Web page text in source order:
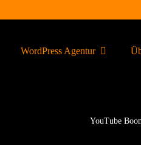
WordPress Agentur
YouTube